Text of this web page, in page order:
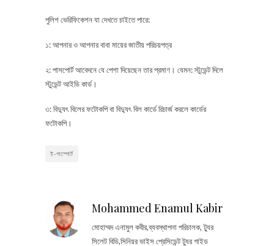
পুলিশ ভেরিফিকেশন যা দেখতে চাইতে পারে:
১: আপনার ও আপনার বাবা মায়ের জাতীয় পরিচয়পত্র
২: পাসপোর্ট আবেদনে যে পেশা দিয়েছেন তার প্রমাণ। যেমন: স্টুডেন্ট দিলে
স্টুডেন্ট আইডি কার্ড।
৩: বিদ্যুৎ বিলের ফটোকপি বা বিদ্যুৎ বিল কার্ডে রিচার্জ করলে কার্ডের
ফটোকপি।
ই-পাস্পোর্ট
Mohammed Enamul Kabir
মোহাম্মদ এনামুল কবীর,ব্যবস্থাপনা পরিচালক, ট্যুর
সিলেট বিডি,সিনিয়র ভাইস প্রেসিডেন্ট ট্যুর গাইড